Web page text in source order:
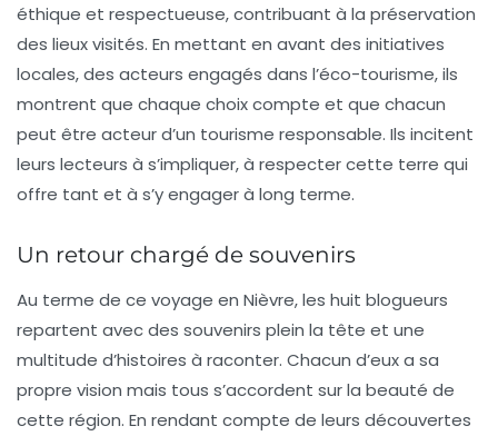
éthique et respectueuse, contribuant à la préservation
des lieux visités. En mettant en avant des initiatives
locales, des acteurs engagés dans l’éco-tourisme, ils
montrent que chaque choix compte et que chacun
peut être acteur d’un tourisme responsable. Ils incitent
leurs lecteurs à s’impliquer, à respecter cette terre qui
offre tant et à s’y engager à long terme.
Un retour chargé de souvenirs
Au terme de ce voyage en Nièvre, les huit blogueurs
repartent avec des souvenirs plein la tête et une
multitude d’histoires à raconter. Chacun d’eux a sa
propre vision mais tous s’accordent sur la beauté de
cette région. En rendant compte de leurs découvertes